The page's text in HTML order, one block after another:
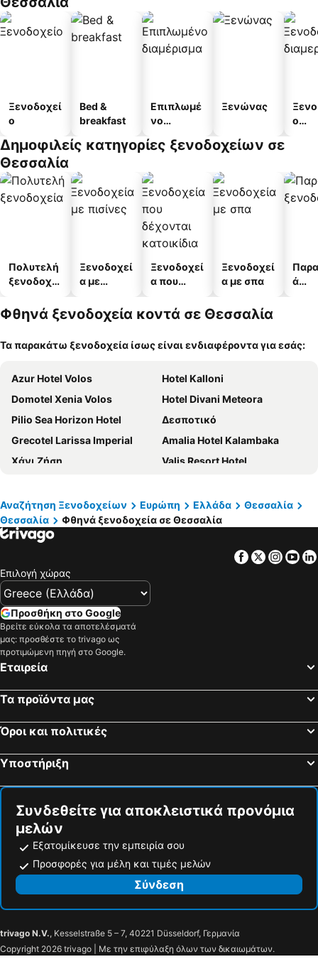
Ξενοδοχεί
ο
Bed &
breakfast
Επιπλωμέ
νο
α
Ξενώνας
ο
Δημοφιλείς κατηγορίες ξενοδοχείων σε
Θεσσαλία
Πολυτελή
ξενοδοχεί
Ξενοδοχεί
α με
Ξενοδοχεί
α που
κατοικίδι
Ξενοδοχεί
α με σπα
ά
Φθηνά ξενοδοχεία κοντά σε Θεσσαλία
Τα παρακάτω ξενοδοχεία ίσως είναι ενδιαφέροντα για εσάς:
Azur Hotel Volos
Hotel Kalloni
Domotel Xenia Volos
Hotel Divani Meteora
Pilio Sea Horizon Hotel
Δεσποτικό
Grecotel Larissa Imperial
Amalia Hotel Kalambaka
Χάνι Ζήση
Valis Resort Hotel
Αργώ
Manthos Mountain Resort & Spa
Erofili Hotel and Suites
Αίγλη Παλλάς
Archontiko Naoumidi
Hotel Gallery Art
1910 Lifestyle Hotel
Liknon
Olympus Terra Boutique Hotel
Kritsa Gastronony Hotel
Odysseon
Kenta Beach Hotel
Xenia Palace Portaria
Grand Meteora Hotel
Hotel Padelidaki
Αρχοντικό Χατζηγάκη
Αναστασία
Kazarma Hotel
Hotel Avra
Άλκηστις
Ληθαίον
Metropol
Aeton Melathron
King
Erifili
Sleep On It
Πανελλήνιον
Αχίλλειον
Trikala River House
Meteora Christian's Place
Ντίνας
Mini Suites Trikala
Theopetra Home
Αναζήτηση Ξενοδοχείων Ευρώπη Ελλάδα
Θεσσαλία
Θεσσαλία
Φθηνά ξενοδοχεία σε Θεσσαλία
Facebook
Twitter
Επιλογή χώρας
Προσθήκη στο Google
Βρείτε εύκολα τα αποτελέσματά
μας: προσθέστε το trivago ως
προτιμώμενη πηγή στο Google.
Εταιρεία
Τα προϊόντα μας
Όροι και πολιτικές
Υποστήριξη
Συνδεθείτε για αποκλειστικά προνόμια
μελών
Εξατομίκευσε την εμπειρία σου
Προσφορές για μέλη και τιμές μελών
Σύνδεση
trivago N.V., Kesselstraße 5 – 7, 40221 Düsseldorf, Γερμανία
Copyright 2026 trivago | Με την επιφύλαξη όλων των δικαιωμάτων.